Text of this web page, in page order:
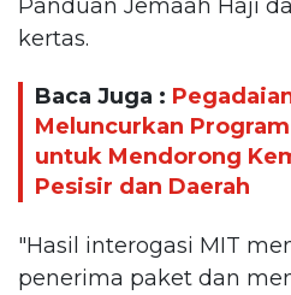
Panduan Jemaah Haji
kertas.
Baca Juga :
Meluncurkan Program
untuk Mendorong
Pesisir dan Daerah
"Hasil interogasi MIT
penerima paket dan